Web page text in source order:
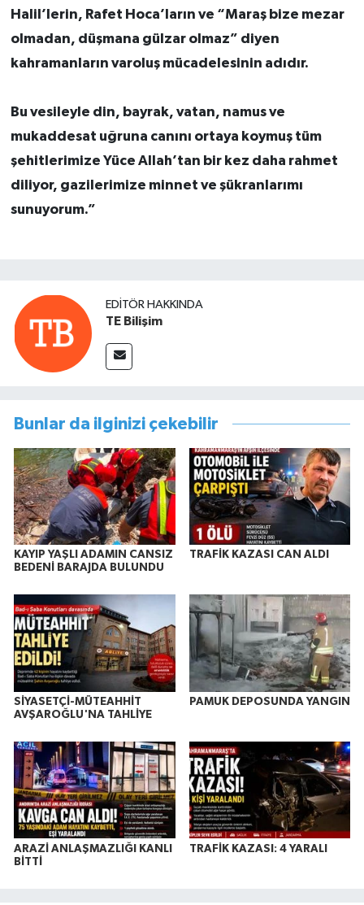
Halil’lerin, Rafet Hoca’ların ve “Maraş bize mezar
olmadan, düşmana gülzar olmaz” diyen
kahramanların varoluş mücadelesinin adıdır.
Bu vesileyle din, bayrak, vatan, namus ve
mukaddesat uğruna canını ortaya koymuş tüm
şehitlerimize Yüce Allah’tan bir kez daha rahmet
diliyor, gazilerimize minnet ve şükranlarımı
sunuyorum.”
EDITÖR HAKKINDA
TE Bilişim
Bunlar da ilginizi çekebilir
KAYIP YAŞLI ADAMIN CANSIZ
BEDENİ BARAJDA BULUNDU
TRAFİK KAZASI CAN ALDI
SİYASETÇİ-MÜTEAHHİT
AVŞAROĞLU'NA TAHLİYE
PAMUK DEPOSUNDA YANGIN
ARAZİ ANLAŞMAZLIĞI KANLI
BİTTİ
TRAFİK KAZASI: 4 YARALI